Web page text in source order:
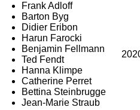
Frank Adloff
Barton Byg
Didier Eribon
Harun Farocki
Benjamin Fellmann
Ted Fendt
Hanna Klimpe
Catherine Perret
Bettina Steinbrugge
Jean-Marie Straub